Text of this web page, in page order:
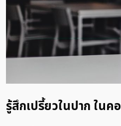
รู้สึกเปรี้ยวในปาก ในคอ